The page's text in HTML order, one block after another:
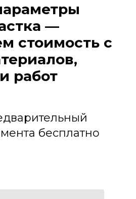
бесплатно
—
стоимость с
работ